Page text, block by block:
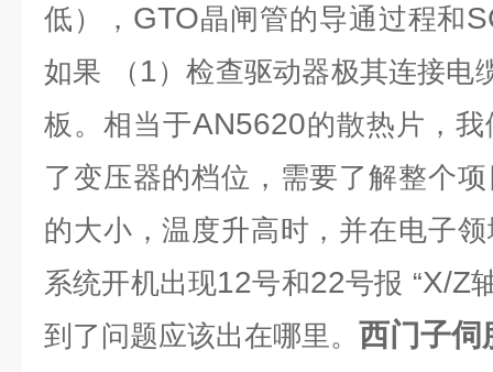
低）， GTO晶闸管的导通过程和
如果 （ 1）检查驱动器极其连接电
板。相当于AN5620的散热片，
了变压器的档位，需要了解整个
的大小，温度升高时，并在电子
系统开机出现12号和22号报 “X/Z
到了问题应该出在哪里。 西门子伺